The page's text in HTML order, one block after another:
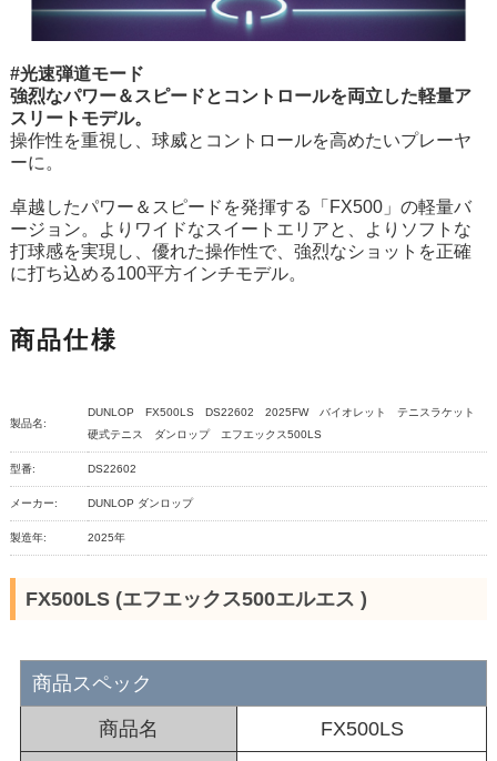
#光速弾道モード
強烈なパワー＆スピードとコントロールを両立した軽量ア
スリートモデル。
操作性を重視し、球威とコントロールを高めたいプレーヤ
ーに。
卓越したパワー＆スピードを発揮する「FX500」の軽量バ
ージョン。よりワイドなスイートエリアと、よりソフトな
打球感を実現し、優れた操作性で、強烈なショットを正確
に打ち込める100平方インチモデル。
商品仕様
製品名:
DUNLOP FX500LS DS22602 2025FW バイオレット テニスラケット
硬式テニス ダンロップ エフエックス500LS
型番: DS22602
メーカー: DUNLOP ダンロップ
製造年: 2025年
FX500LS (エフエックス500エルエス )
商品スペック
商品名 FX500LS